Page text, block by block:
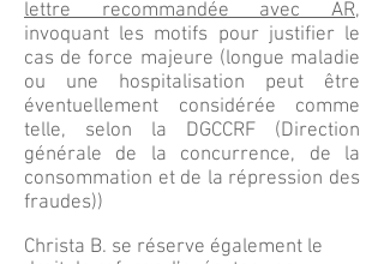
lettre recommandée avec AR,
invoquant les motifs pour justifier le
cas de force majeure (longue maladie
ou une hospitalisation peut être
éventuellement considérée comme
telle, selon la DGCCRF (Direction
générale de la concurrence, de la
consommation et de la répression des
fraudes))
Christa B. se réserve également le